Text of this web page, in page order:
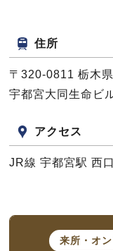
住所
〒320-0811栃木
宇都宮大同生命ビ
アクセス
JR線 宇都宮駅 西
来所・オ